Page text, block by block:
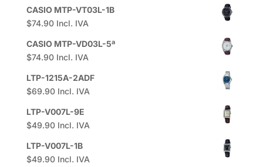
CASIO MTP-VT03L-1B
$74.90 Incl. IVA
CASIO MTP-VD03L-5ª
$74.90 Incl. IVA
LTP-1215A-2ADF
$69.90 Incl. IVA
LTP-V007L-9E
$49.90 Incl. IVA
LTP-V007L-1B
$49.90 Incl. IVA